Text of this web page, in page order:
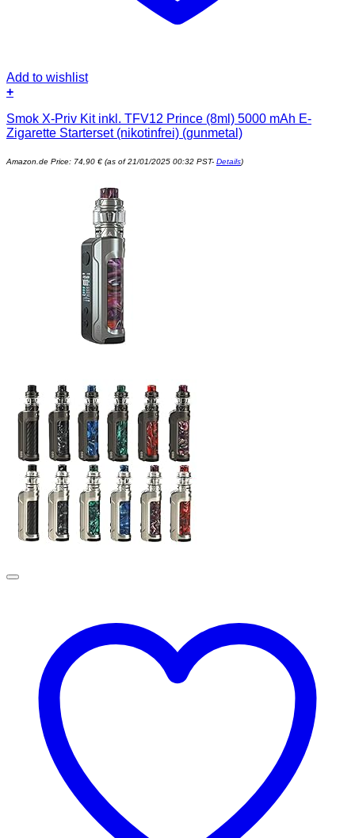
Add to wishlist
+
Smok X-Priv Kit inkl. TFV12 Prince (8ml) 5000 mAh E-
Zigarette Starterset (nikotinfrei) (gunmetal)
Amazon.de Price: 74,90 € (as of 21/01/2025 00:32 PST- Details)